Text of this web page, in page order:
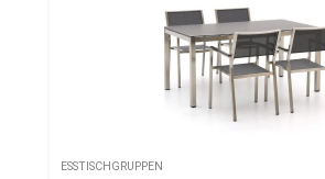
ESSTISCHGRUPPEN